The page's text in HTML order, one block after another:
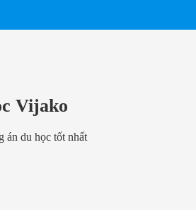
Vijako
án du học tốt nhất